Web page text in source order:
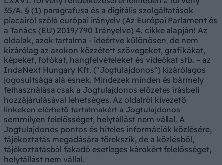
35/A. § (1) paragrafusa és a digitális szolgáltatások
piacairól szóló európai irányelv (Az Európai Parlament és
a Tanács (EU) 2019/790 Irányelve) 4. cikke alapján! Az
oldalak, azok tartalma - ideértve különösen, de nem
kizárólag az azokon közzétett szövegeket, grafikákat,
képeket, fotókat, hangfelvételeket és videókat stb. – az
IndaNext Hungary Kft. ("Jogtulajdonos") kizárólagos
jogosultsága alá esnek. Mindezek minden és bármely
felhasználása csak a Jogtulajdonos előzetes írásbeli
hozzájárulásával lehetséges. Az oldalról kivezető
linkeken elérhető tartalmakért a Jogtulajdonos
semmilyen felelősséget, helytállást nem vállal. A
Jogtulajdonos pontos és hiteles információk közlésére,
tájékoztatás megadására törekszik, de a közlésből,
tájékoztatásból fakadó esetleges károkért felelősséget,
helytállást nem vállal.